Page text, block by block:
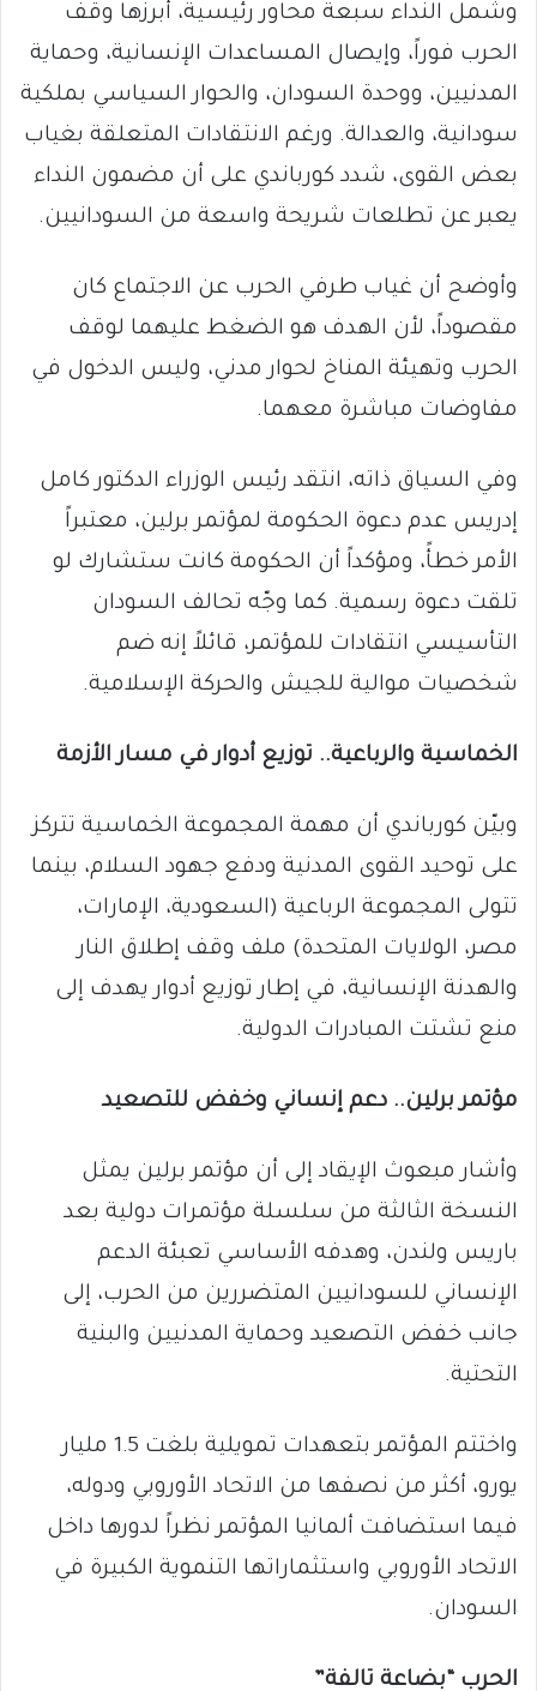
وشمل النداء سبعة محاور رئيسية، أبرزها وقف
الحرب فوراً، وإيصال المساعدات الإنسانية، وحماية
المدنيين، ووحدة السودان، والحوار السياسي بملكية
سودانية، والعدالة. ورغم الانتقادات المتعلقة بغياب
بعض القوى، شدد كورباندي على أن مضمون النداء
يعبر عن تطلعات شريحة واسعة من السودانيين.
وأوضح أن غياب طرفي الحرب عن الاجتماع كان
مقصوداً، لأن الهدف هو الضغط عليهما لوقف
الحرب وتهيئة المناخ لحوار مدني، وليس الدخول في
مفاوضات مباشرة معهما.
وفي السياق ذاته، انتقد رئيس الوزراء الدكتور كامل
إدريس عدم دعوة الحكومة لمؤتمر برلين، معتبراً
الأمر خطأً، ومؤكداً أن الحكومة كانت ستشارك لو
تلقت دعوة رسمية. كما وجّه تحالف السودان
التأسيسي انتقادات للمؤتمر، قائلاً إنه ضم
شخصيات موالية للجيش والحركة الإسلامية.
الخماسية والرباعية.. توزيع أدوار في مسار الأزمة
وبيّن كورباندي أن مهمة المجموعة الخماسية تتركز
على توحيد القوى المدنية ودفع جهود السلام، بينما
تتولى المجموعة الرباعية (السعودية، الإمارات،
مصر، الولايات المتحدة) ملف وقف إطلاق النار
والهدنة الإنسانية، في إطار توزيع أدوار يهدف إلى
منع تشتت المبادرات الدولية.
مؤتمر برلين.. دعم إنساني وخفض للتصعيد
وأشار مبعوث الإيقاد إلى أن مؤتمر برلين يمثل
النسخة الثالثة من سلسلة مؤتمرات دولية بعد
باريس ولندن، وهدفه الأساسي تعبئة الدعم
الإنساني للسودانيين المتضررين من الحرب، إلى
جانب خفض التصعيد وحماية المدنيين والبنية
التحتية.
واختتم المؤتمر بتعهدات تمويلية بلغت 1.5 مليار
يورو، أكثر من نصفها من الاتحاد الأوروبي ودوله،
فيما استضافت ألمانيا المؤتمر نظراً لدورها داخل
الاتحاد الأوروبي واستثماراتها التنموية الكبيرة في
السودان.
الحرب “بضاعة تالفة”